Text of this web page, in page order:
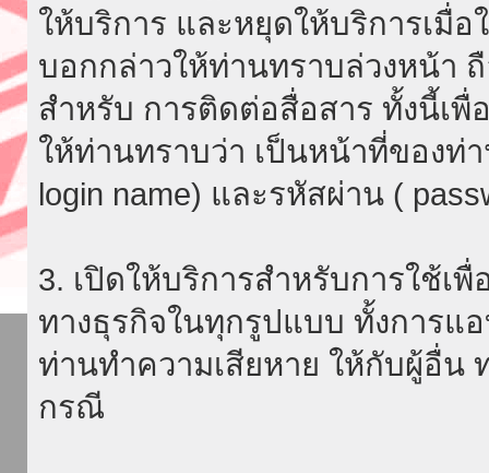
ให้บริการ และหยุดให้บริการเมื่
บอกกล่าวให้ท่านทราบล่วงหน้า
สำหรับ การติดต่อสื่อสาร ทั้งนี้เพื่
ให้ท่านทราบว่า เป็นหน้าที่ของท่
login name) และรหัสผ่าน (
3. เปิดให้บริการสำหรับการใช้เ
ทางธุรกิจในทุกรูปแบบ ทั้งการแ
ท่านทำความเสียหาย ให้กับผู้อื่น
กรณี